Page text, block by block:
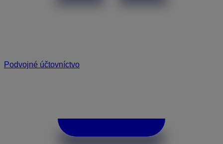
Podvojné účtovníctvo